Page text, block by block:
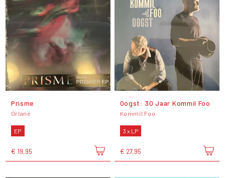
Prisme
Orlane
EP
€ 19,95
Oogst: 30 Jaar Kommil Foo
Kommil Foo
3 x LP
€ 27,95